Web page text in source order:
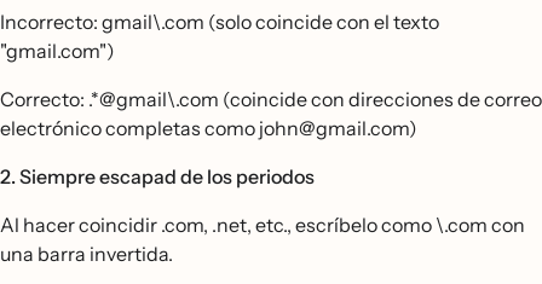
Incorrecto: gmail\.com (solo coincide con el texto
"gmail.com")
Correcto: .*@gmail\.com (coincide con direcciones de correo
electrónico completas como john@gmail.com)
2. Siempre escapad de los periodos
Al hacer coincidir .com, .net, etc., escríbelo como \.com con
una barra invertida.